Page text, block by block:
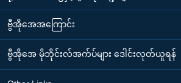
ဗွီအိုအေအကြောင်း
ဗွီအိုအေ မိုဘိုင်းလ်အက်ပ်များ ဒေါင်းလုတ်ယူရန်